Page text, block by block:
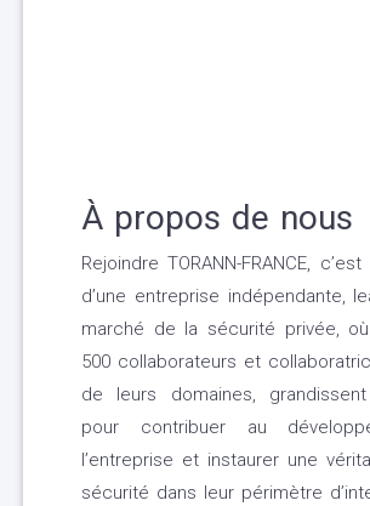
À propos de nous
Rejoindre TORANN-FRANCE,
d’une entreprise indépendante,
marché de la sécurité privée,
500 collaborateurs et
de leurs domaines,
pour contribuer au
l’entreprise et instaurer une
sécurité dans leur périmètre